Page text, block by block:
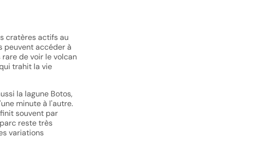
cratères actifs au
peuvent accéder à
de voir le volcan
trahit la vie
la lagune Botos,
minute à l'autre.
souvent par
reste très
variations